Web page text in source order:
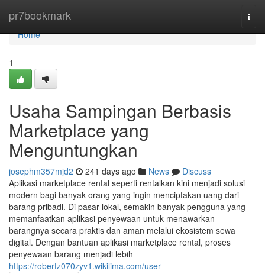
pr7bookmark
Home
Home
1
Usaha Sampingan Berbasis
Marketplace yang
Menguntungkan
josephm357mjd2 241 days ago News
Discuss
Aplikasi marketplace rental seperti rentalkan kini menjadi solusi
modern bagi banyak orang yang ingin menciptakan uang dari
barang pribadi. Di pasar lokal, semakin banyak pengguna yang
memanfaatkan aplikasi penyewaan untuk menawarkan
barangnya secara praktis dan aman melalui ekosistem sewa
digital. Dengan bantuan aplikasi marketplace rental, proses
penyewaan barang menjadi lebih
https://robertz070zyv1.wikilima.com/user